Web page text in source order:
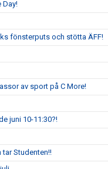
Day!
fönsterputs och stötta ÄFF!
av sport på C More!
juni 10-11:30?!
tar Studenten!!